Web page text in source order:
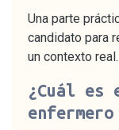
Una parte
candidato para
un contexto real.
¿Cuál